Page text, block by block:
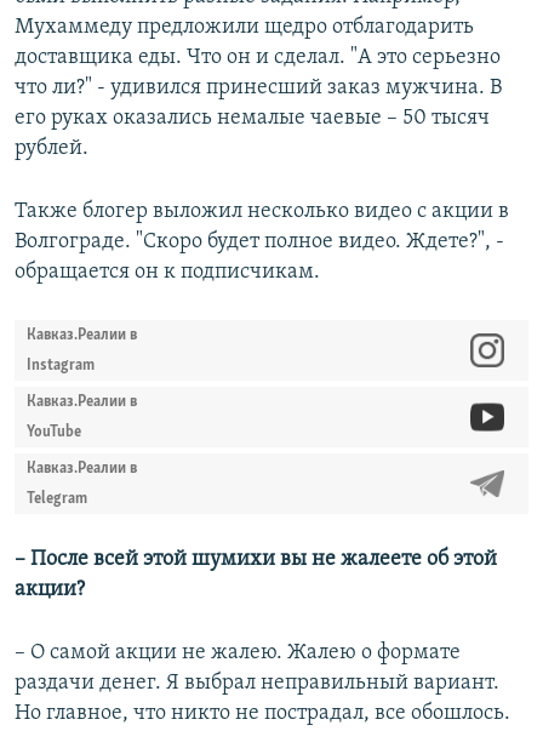
Мухаммеду предложили щедро отблагодарить
доставщика еды. Что он и сделал. "А это серьезно
что ли?" - удивился принесший заказ мужчина. В
его руках оказались немалые чаевые – 50 тысяч
рублей.
Также блогер выложил несколько видео с акции в
Волгограде. "Скоро будет полное видео. Ждете?", -
обращается он к подписчикам.
Кавказ.Реалии в
Instagram
Кавказ.Реалии в
YouTube
Кавказ.Реалии в
Telegram
– После всей этой шумихи вы не жалеете об этой
акции?
– О самой акции не жалею. Жалею о формате
раздачи денег. Я выбрал неправильный вариант.
Но главное, что никто не пострадал, все обошлось.